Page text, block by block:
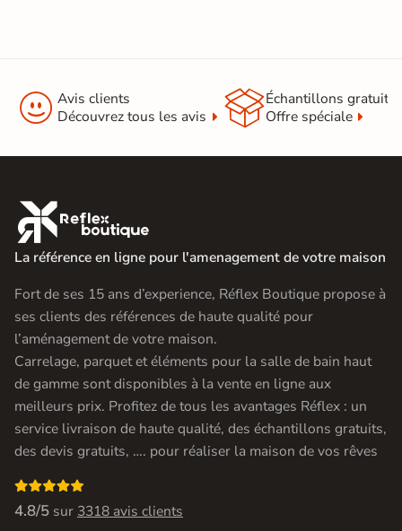
 Avis clients
Découvrez tous les avis
Échantillons gratuit
Offre spéciale

La référence en ligne pour l'amenagement de votre maison
Fort de ses 15 ans d’experience, Réflex Boutique propose à
ses clients des références de haute qualité pour
l’aménagement de votre maison.
Carrelage, parquet et éléments pour la salle de bain haut
de gamme sont disponibles à la vente en ligne aux
meilleurs prix. Profitez de tous les avantages Réflex : un
service livraison de haute qualité, des échantillons gratuits,
des devis gratuits, …. pour réaliser la maison de vos rêves

4.8/5 sur 3318 avis clients